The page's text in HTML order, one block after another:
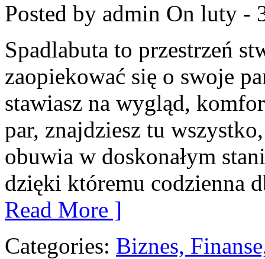
Posted by admin On luty -
Spadlabuta to przestrzeń
zaopiekować się o swoje
stawiasz na wygląd,
par, znajdziesz tu
obuwia w doskonałym
dzięki któremu codzienna
Read More ]
Categories: Biznes,